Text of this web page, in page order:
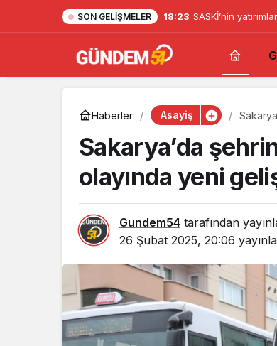
SON GELIŞMELER 18:23 SASKİ’nin
Haberler Asayiş
Sakarya’da
olayında yeni
Gundem54 tarafından
26 Şubat 2025, 20:06